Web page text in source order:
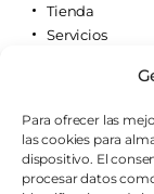
Para ofrecer las
las cookies para
dispositivo. El
procesar datos
Tienda
Servicios
Quiénes somos
AVISOS
Aviso legal